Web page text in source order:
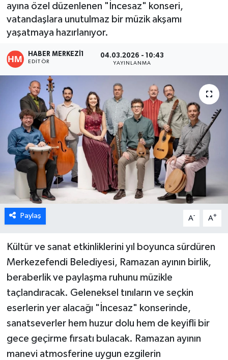
ayına özel düzenlenen "İncesaz" konseri,
vatandaşlara unutulmaz bir müzik akşamı
yaşatmaya hazırlanıyor.
HABER MERKEZI1
EDITÖR
04.03.2026 - 10:43
YAYINLANMA
Paylaş A- A+
Kültür ve sanat etkinliklerini yıl boyunca sürdüren
Merkezefendi Belediyesi, Ramazan ayının birlik,
beraberlik ve paylaşma ruhunu müzikle
taçlandıracak. Geleneksel tınıların ve seçkin
eserlerin yer alacağı "İncesaz" konserinde,
sanatseverler hem huzur dolu hem de keyifli bir
gece geçirme fırsatı bulacak. Ramazan ayının
manevi atmosferine uygun ezgilerin
KÜLTÜR SANAT
SPOR
MAGAZİN
ÖZEL HABER
DTO
RESMİ REKLAM
Son Dakika Haberleri
Haber Arşivi